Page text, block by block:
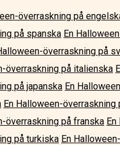
överraskning på
på spanska En
överraskning på
överraskning på italienska
på japanska En
En Halloween-
överraskning på franska En
på turkiska En